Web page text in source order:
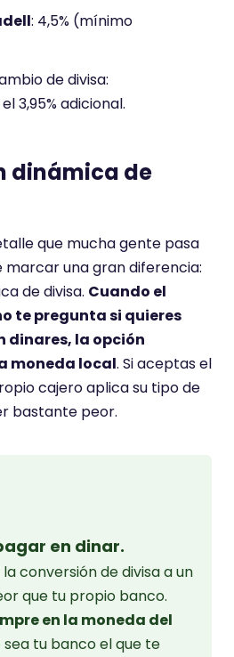
: 4,5% (mínimo
de divisa:
3,95% adicional.
dinámica de
que mucha gente pasa
marcar una gran diferencia:
de divisa. Cuando el
te pregunta si quieres
dinares, la opción
moneda local. Si aceptas el
cajero aplica su tipo de
bastante peor.
en dinar.
conversión de divisa a un
que tu propio banco.
en la moneda del
sea tu banco el que te